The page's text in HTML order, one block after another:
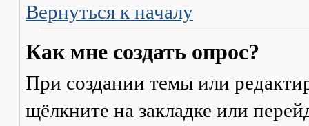
Вернуться к началу
Как мне создать опрос?
При создании темы или
щёлкните на закладке или